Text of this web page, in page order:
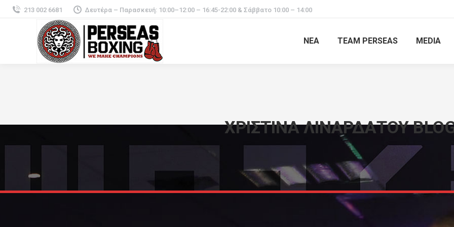
213 002 6681 Δευτέρα – Παρασκευή: 10:00–12:00 – 16:45-22:00 & Σάββατο 10:00 – 14:00
ΝΕΑ TEAM PERSEAS MEDIA
ΧΡΙΣΤΙΝΑ ΛΙΝΑΡΔΑΤΟΥ